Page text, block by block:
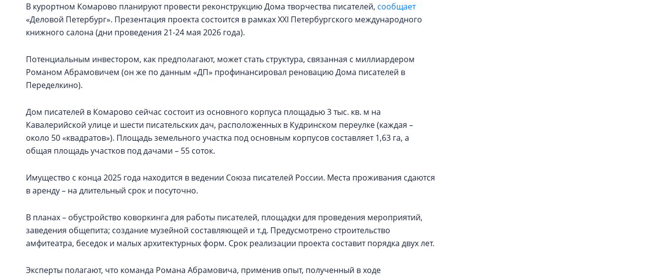
В курортном Комарово планируют провести реконструкцию Дома творчества писателей, сообщает
«Деловой Петербург». Презентация проекта состоится в рамках XXI Петербургского международного
книжного салона (дни проведения 21-24 мая 2026 года).
Потенциальным инвестором, как предполагают, может стать структура, связанная с миллиардером
Романом Абрамовичем (он же по данным «ДП» профинансировал реновацию Дома писателей в
Переделкино).
Дом писателей в Комарово сейчас состоит из основного корпуса площадью 3 тыс. кв. м на
Кавалерийской улице и шести писательских дач, расположенных в Кудринском переулке (каждая –
около 50 «квадратов»). Площадь земельного участка под основным корпусов составляет 1,63 га, а
общая площадь участков под дачами – 55 соток.
Имущество с конца 2025 года находится в ведении Союза писателей России. Места проживания сдаются
в аренду – на длительный срок и посуточно.
В планах – обустройство коворкинга для работы писателей, площадки для проведения мероприятий,
заведения общепита; создание музейной составляющей и т.д. Предусмотрено строительство
амфитеатра, беседок и малых архитектурных форм. Срок реализации проекта составит порядка двух лет.
Эксперты полагают, что команда Романа Абрамовича, применив опыт, полученный в ходе